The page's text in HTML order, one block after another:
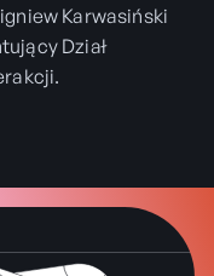
Karwasiński
Dział